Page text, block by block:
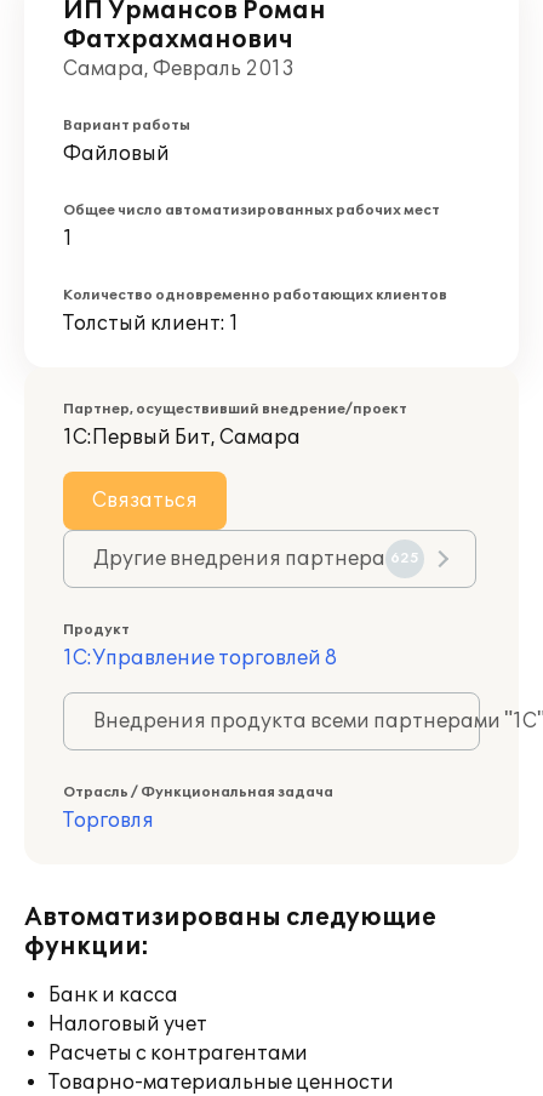
ИП Урмансов Роман
Фатхрахманович
Самара, Февраль 2013
Вариант работы
Файловый
Общее число автоматизированных рабочих мест
1
Количество одновременно работающих клиентов
Толстый клиент: 1
Партнер, осуществивший внедрение/проект
1С:Первый Бит, Самара
Связаться
Другие внедрения партнера 625
Продукт
1С:Управление торговлей 8
Внедрения продукта всеми партнерами
Отрасль / Функциональная задача
Торговля
Автоматизированы следующие
функции:
Банк и касса
Налоговый учет
Расчеты с контрагентами
Товарно-материальные ценности